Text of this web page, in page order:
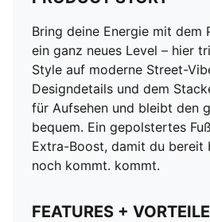
Bring deine Energie mit dem
ein ganz neues Level – hier
Style auf moderne Street-
Designdetails und dem
für Aufsehen und bleibt den
bequem. Ein gepolstertes
Extra-Boost, damit du bereit
noch kommt. kommt.
FEATURES + VORTEILE